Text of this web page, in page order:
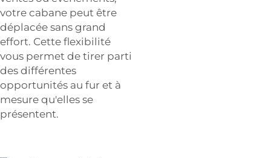
votre cabane peut être
déplacée sans grand
effort. Cette flexibilité
vous permet de tirer parti
des différentes
opportunités au fur et à
mesure qu'elles se
présentent.